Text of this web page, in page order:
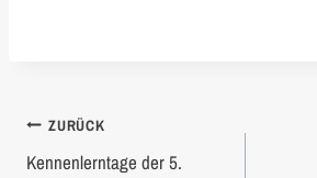
Beitragsnavigation
ZURÜCK
Kennenlerntage der 5.